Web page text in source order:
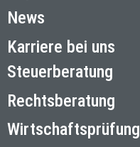
News
Karriere bei uns
Steuerberatung
Rechtsberatung
Wirtschaftsprüfung